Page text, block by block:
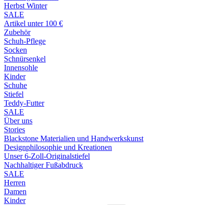
Herbst Winter
SALE
Artikel unter 100 €
Zubehör
Schuh-Pflege
Socken
Schnürsenkel
Innensohle
Kinder
Schuhe
Stiefel
Teddy-Futter
SALE
Über uns
Stories
Blackstone Materialien und Handwerkskunst
Designphilosophie und Kreationen
Unser 6-Zoll-Originalstiefel
Nachhaltiger Fußabdruck
SALE
Herren
Damen
Kinder